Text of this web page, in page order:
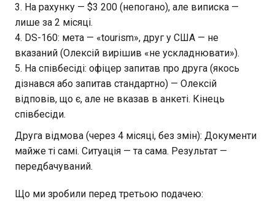
На рахунку — $3 200 (непогано), але виписка —
лише за 2 місяці.
DS-160: мета — «tourism», друг у США — не
вказаний (Олексій вирішив «не ускладнювати»).
На співбесіді: офіцер запитав про друга (якось
дізнався або запитав стандартно) — Олексій
відповів, що є, але не вказав в анкеті. Кінець
співбесіди.
Друга відмова (через 4 місяці, без змін): Документи
майже ті самі. Ситуація — та сама. Результат —
передбачуваний.
Що ми зробили перед третьою подачею: